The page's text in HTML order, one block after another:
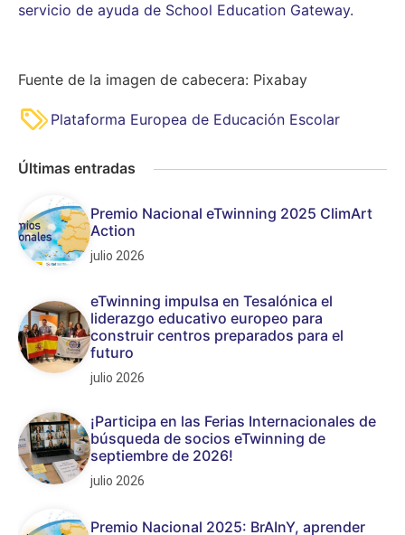
servicio de ayuda de School Education Gateway.
Fuente de la imagen de cabecera: Pixabay
Plataforma Europea de Educación Escolar
Últimas entradas
Premio Nacional eTwinning 2025 ClimArt
Action
julio 2026
eTwinning impulsa en Tesalónica el
liderazgo educativo europeo para
construir centros preparados para el
futuro
julio 2026
¡Participa en las Ferias Internacionales de
búsqueda de socios eTwinning de
septiembre de 2026!
julio 2026
Premio Nacional 2025: BrAInY, aprender